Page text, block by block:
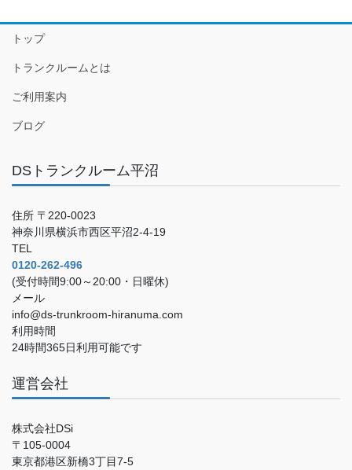
トップ
トランクルームとは
ご利用案内
ブログ
DSトランクルーム平沼
住所 〒220-0023
神奈川県横浜市西区平沼2-4-19
TEL
0120-262-496
(受付時間9:00～20:00・日曜休)
メール
info@ds-trunkroom-hiranuma.com
利用時間
24時間365日利用可能です
運営会社
株式会社DSi
〒105-0004
東京都港区新橋3丁目7-5